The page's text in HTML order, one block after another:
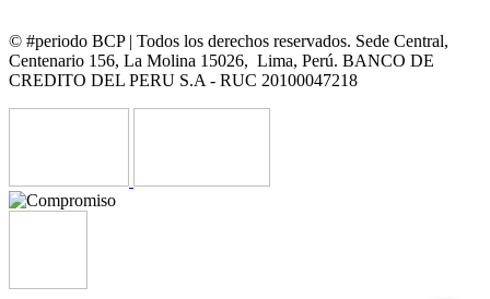
© #periodo BCP | Todos los derechos reservados. Sede Central,
Centenario 156, La Molina 15026, Lima, Perú. BANCO DE
CREDITO DEL PERU S.A - RUC 20100047218